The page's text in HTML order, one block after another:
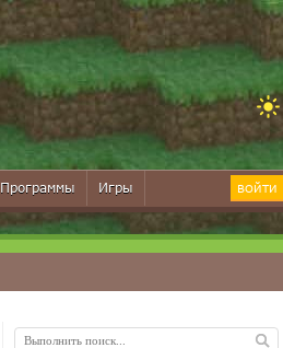
Программы Игры ВОЙТИ